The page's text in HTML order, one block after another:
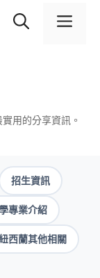
選
用的分享資訊。
招生資訊
專業介紹
西蘭其他相關